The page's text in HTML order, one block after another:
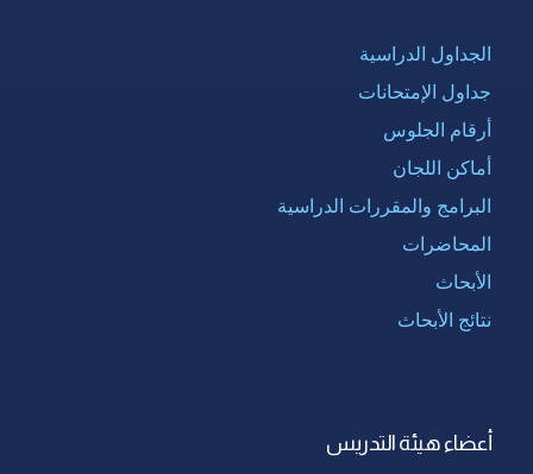
الجداول الدراسية
جداول الإمتحانات
أرقام الجلوس
أماكن اللجان
البرامج والمقررات الدراسية
المحاضرات
الأبحاث
نتائج الأبحاث
أعضاء هيئة التدريس